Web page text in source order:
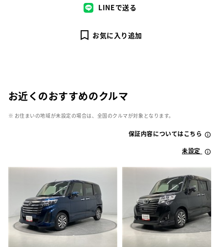
LINEで送る
お気に入り追加
お近くのおすすめのクルマ
※ お住まいの地域が未設定の場合は、全国のクルマが対象となります。
保証内容についてはこちら
未設定